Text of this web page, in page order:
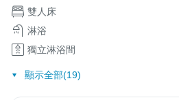
雙人床
淋浴
獨立淋浴間
顯示全部(19)